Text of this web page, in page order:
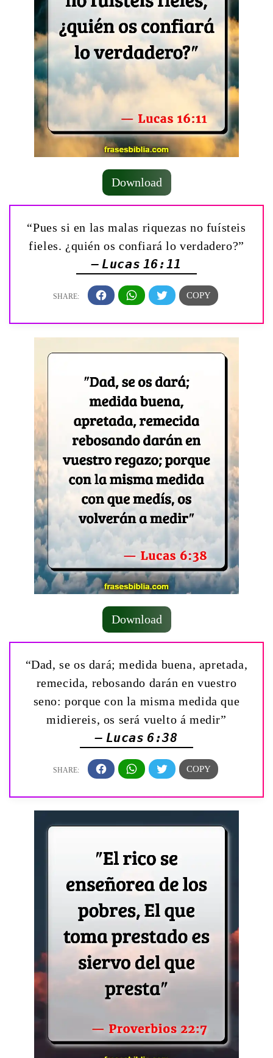
Download
“Pues si en las malas riquezas no fuísteis
fieles. ¿quién os confiará lo verdadero?”
— Lucas 16:11
Download
“Dad, se os dará; medida buena, apretada,
remecida, rebosando darán en vuestro
seno: porque con la misma medida que
midiereis, os será vuelto á medir”
— Lucas 6:38